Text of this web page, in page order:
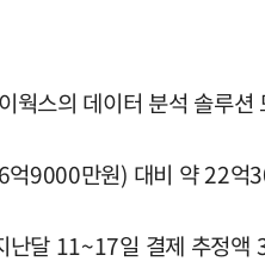
웍스의 데이터 분석 솔루
억9000만원) 대비 약 22억
난달 11~17일 결제 추정